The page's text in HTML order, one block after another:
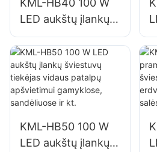
KML-HB40 100 W
LED aukštų įlankų
šviestuvų tiekėjas
vidaus patalpų
apšvietimui
gamyklose,
sandėliuose ir kt.
KML-HB50 100 W
LED aukštų įlankų